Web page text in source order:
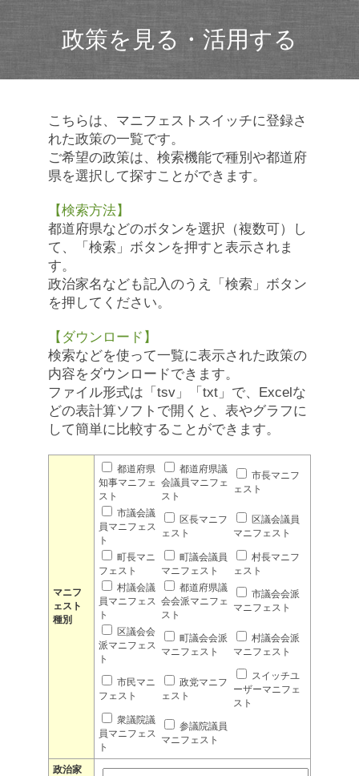
政策を見る・活用する
こちらは、マニフェストスイッチに登録さ
れた政策の一覧です。
ご希望の政策は、検索機能で種別や都道府
県を選択して探すことができます。
【検索方法】
都道府県などのボタンを選択（複数可）し
て、「検索」ボタンを押すと表示されま
す。
政治家名なども記入のうえ「検索」ボタン
を押してください。
【ダウンロード】
検索などを使って一覧に表示された政策の
内容をダウンロードできます。
ファイル形式は「tsv」「txt」で、Excelな
どの表計算ソフトで開くと、表やグラフに
して簡単に比較することができます。
マニフ
ェスト
種別
都道府県
知事マニフェ
スト
都道府県議
会議員マニフェ
スト
市長マニフ
ェスト
市議会議
員マニフェス
ト
区長マニフ
ェスト
区議会議員
マニフェスト
町長マニ
フェスト
町議会議員
マニフェスト
村長マニフ
ェスト
村議会議
員マニフェス
ト
都道府県議
会会派マニフェ
スト
市議会会派
マニフェスト
区議会会
派マニフェス
ト
町議会会派
マニフェスト
村議会会派
マニフェスト
市民マニ
フェスト
政党マニフ
ェスト
スイッチユ
ーザーマニフェ
スト
衆議院議
員マニフェス
ト
参議院議員
マニフェスト
政治家